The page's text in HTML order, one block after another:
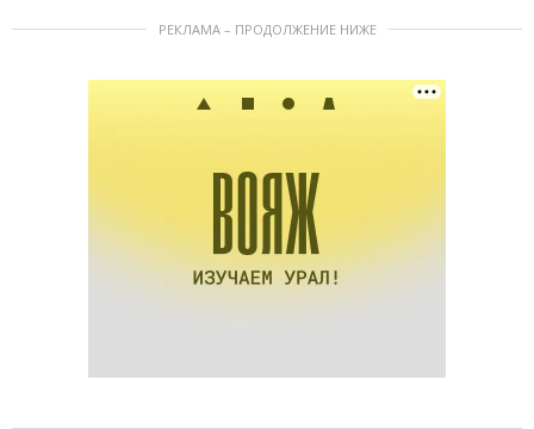
РЕКЛАМА – ПРОДОЛЖЕНИЕ НИЖЕ